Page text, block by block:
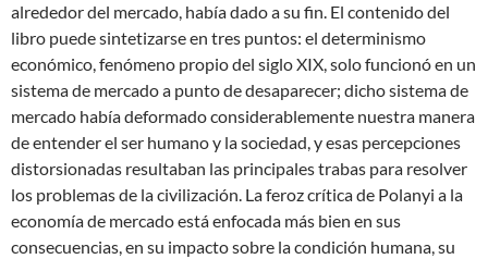
alrededor del mercado, había dado a su fin. El contenido del
libro puede sintetizarse en tres puntos: el determinismo
económico, fenómeno propio del siglo XIX, solo funcionó en un
sistema de mercado a punto de desaparecer; dicho sistema de
mercado había deformado considerablemente nuestra manera
de entender el ser humano y la sociedad, y esas percepciones
distorsionadas resultaban las principales trabas para resolver
los problemas de la civilización. La feroz crítica de Polanyi a la
economía de mercado está enfocada más bien en sus
consecuencias, en su impacto sobre la condición humana, su